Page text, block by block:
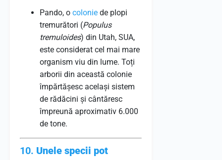
Pando, o colonie de plopi
tremurători (Populus
tremuloides) din Utah, SUA,
este considerat cel mai mare
organism viu din lume. Toți
arborii din această colonie
împărtășesc același sistem
de rădăcini și cântăresc
împreună aproximativ 6.000
de tone.
10. Unele specii pot